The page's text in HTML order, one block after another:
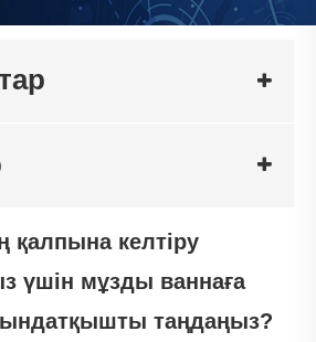
қалпына келтіру
үшін мұзды ваннаға
таңдаңыз?